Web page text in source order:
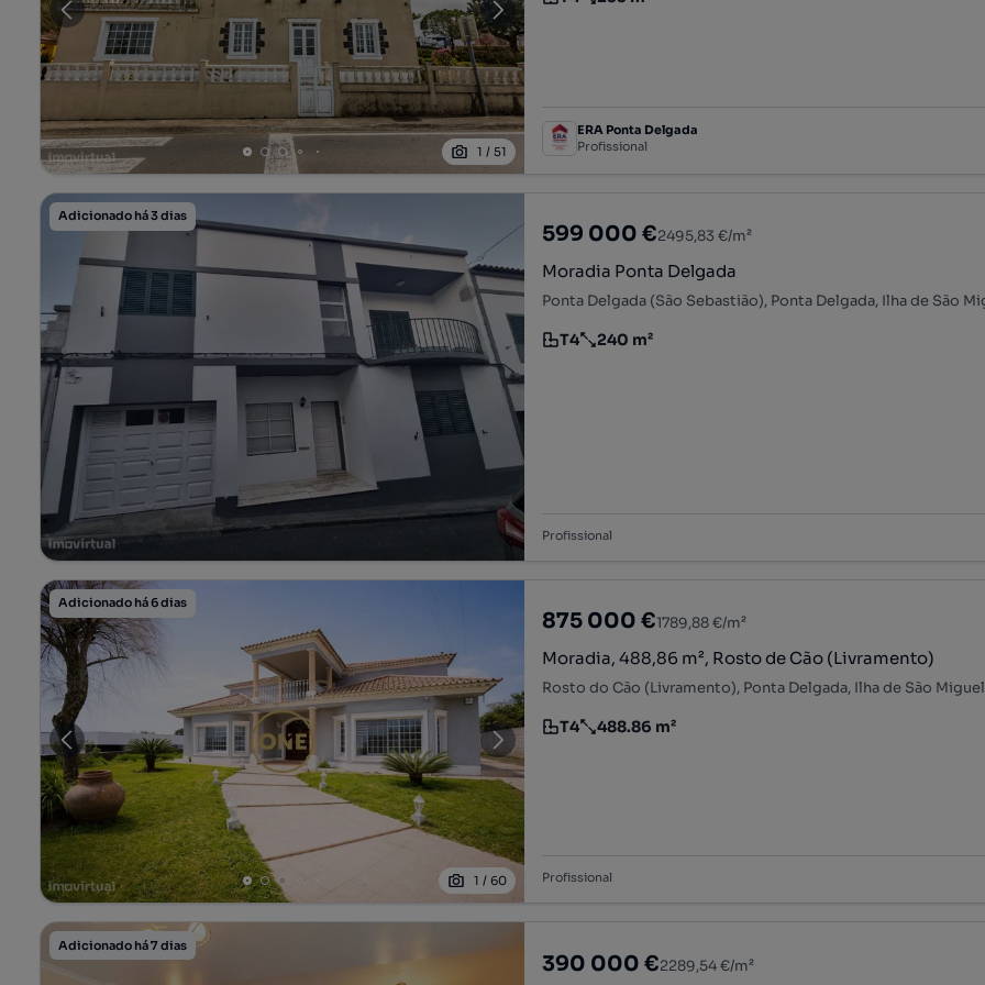
1 / 51
Tipologia
Preço por metro quadrado
ERA Ponta Delgada
Profissional
Adicionado há 3 dias
599 000 €2495,83 €/m²
Moradia Ponta Delgada
Ponta Delgada (São Sebastião), Ponta Delgada, Ilha de São
Tipologia
T4
Preço por metro quadrado
240 m²
Profissional
Adicionado há 6 dias
1 / 60
875 000 €1789,88 €/m²
Moradia, 488,86 m², Rosto de Cão (Livramento)
Rosto do Cão (Livramento), Ponta Delgada, Ilha de São Miguel
Tipologia
T4
Preço por metro quadrado
488.86 m²
Profissional
Adicionado há 7 dias
390 000 €2289,54 €/m²